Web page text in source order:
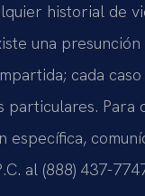
historial de
una
cada
particulares. Para
específica,
al (888) 437-